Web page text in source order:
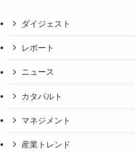
ダイジェスト
レポート
ニュース
カタパルト
マネジメント
産業トレンド